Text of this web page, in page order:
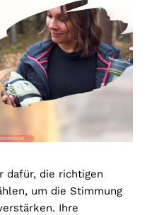
dafür, die richtigen
um die Stimmung
Ihre